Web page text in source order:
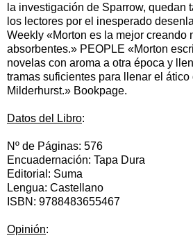
la investigación de Sparrow, quedan
los lectores por el inesperado
Weekly «Morton es la mejor creando
absorbentes.» PEOPLE «Morton
novelas con aroma a otra época y
tramas suficientes para llenar el
Milderhurst.» Bookpage.
Datos del Libro:
Nº de Páginas: 576
Encuadernación: Tapa Dura
Editorial: Suma
Lengua: Castellano
ISBN: 9788483655467
Opinión: